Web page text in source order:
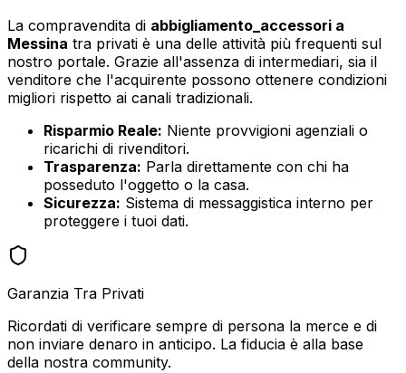
La compravendita di abbigliamento_accessori a
Messina tra privati è una delle attività più frequenti sul
nostro portale. Grazie all'assenza di intermediari, sia il
venditore che l'acquirente possono ottenere condizioni
migliori rispetto ai canali tradizionali.
Risparmio Reale: Niente provvigioni agenziali o
ricarichi di rivenditori.
Trasparenza: Parla direttamente con chi ha
posseduto l'oggetto o la casa.
Sicurezza: Sistema di messaggistica interno per
proteggere i tuoi dati.
Garanzia Tra Privati
Ricordati di verificare sempre di persona la merce e di
non inviare denaro in anticipo. La fiducia è alla base
della nostra community.